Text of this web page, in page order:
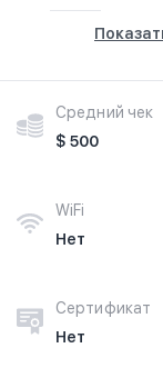
Средний чек
$ 500
WiFi
Нет
Сертификат
Нет